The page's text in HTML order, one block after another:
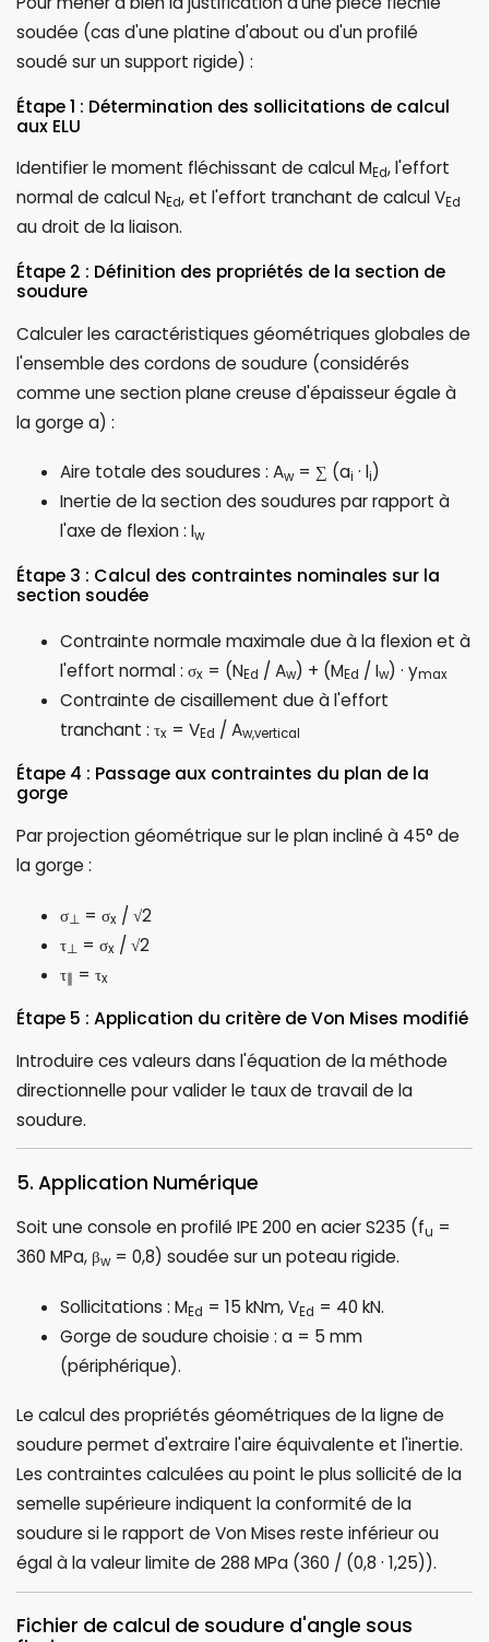
soudée (cas d'une platine d'about ou d'un profilé
soudé sur un support rigide) :
Étape 1 : Détermination des sollicitations de calcul
aux ELU
Identifier le moment fléchissant de calcul MEd, l'effort
normal de calcul NEd, et l'effort tranchant de calcul VEd
au droit de la liaison.
Étape 2 : Définition des propriétés de la section de
soudure
Calculer les caractéristiques géométriques globales de
l'ensemble des cordons de soudure (considérés
comme une section plane creuse d'épaisseur égale à
la gorge a) :
Aire totale des soudures : Aw= ∑ (ai · li)
Inertie de la section des soudures par rapport à
l'axe de flexion : Iw
Étape 3 : Calcul des contraintes nominales sur la
section soudée
Contrainte normale maximale due à la flexion et à
l'effort normal : σx = (NEd / Aw) + (MEd / Iw) · ymax
Contrainte de cisaillement due à l'effort
tranchant : τx = VEd / Aw,vertical
Étape 4 : Passage aux contraintes du plan de la
gorge
Par projection géométrique sur le plan incliné à 45° de
la gorge :
σ⊥ = σx / √2
τ⊥ = σx / √2
τ∥ = τx
Étape 5 : Application du critère de Von Mises modifié
Introduire ces valeurs dans l'équation de la méthode
directionnelle pour valider le taux de travail de la
soudure.
5. Application Numérique
Soit une console en profilé IPE 200 en acier S235 (fu =
360 MPa, βw= 0,8) soudée sur un poteau rigide.
Sollicitations : MEd = 15 kNm, VEd = 40 kN.
Gorge de soudure choisie : a = 5 mm
(périphérique).
Le calcul des propriétés géométriques de la ligne de
soudure permet d'extraire l'aire équivalente et l'inertie.
Les contraintes calculées au point le plus sollicité de la
semelle supérieure indiquent la conformité de la
soudure si le rapport de Von Mises reste inférieur ou
égal à la valeur limite de 288 MPa (360 / (0,8 · 1,25)).
Fichier de calcul de soudure d'angle sous